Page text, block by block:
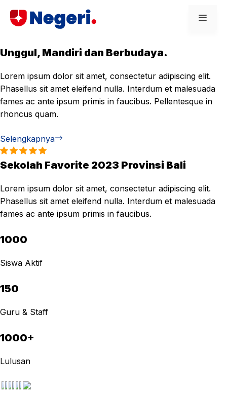
Unggul, Mandiri dan Berbudaya.
Lorem ipsum dolor sit amet, consectetur adipiscing elit.
Phasellus sit amet eleifend nulla. Interdum et malesuada
fames ac ante ipsum primis in faucibus. Pellentesque in
rhoncus quam.
Selengkapnya
Sekolah Favorite 2023 Provinsi Bali
Lorem ipsum dolor sit amet, consectetur adipiscing elit.
Phasellus sit amet eleifend nulla. Interdum et malesuada
fames ac ante ipsum primis in faucibus.
1000
Siswa Aktif
150
Guru & Staff
1000+
Lulusan